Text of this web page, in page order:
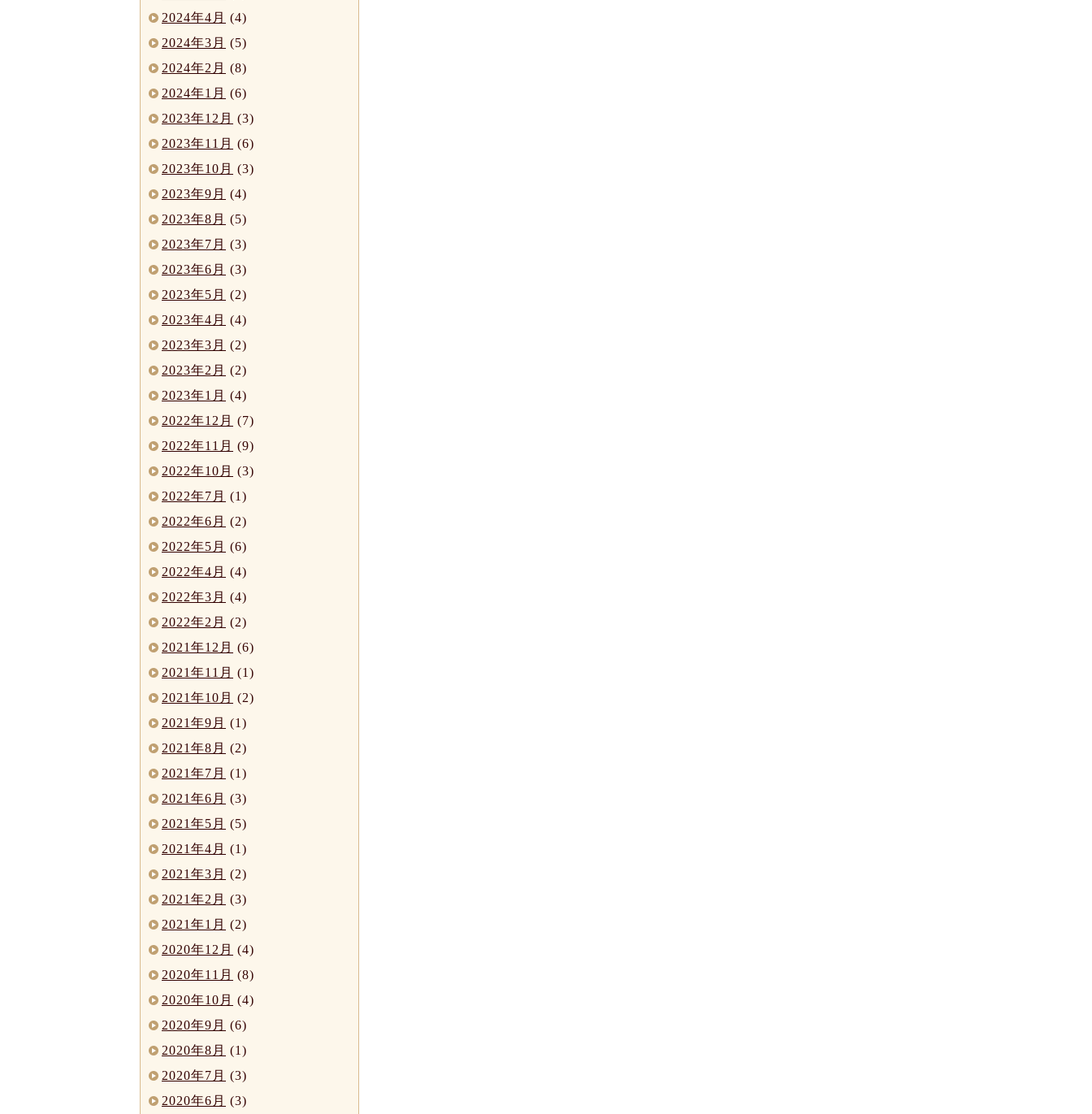
2024年4月 (4)
2024年3月 (5)
2024年2月 (8)
2024年1月 (6)
2023年12月 (3)
2023年11月 (6)
2023年10月 (3)
2023年9月 (4)
2023年8月 (5)
2023年7月 (3)
2023年6月 (3)
2023年5月 (2)
2023年4月 (4)
2023年3月 (2)
2023年2月 (2)
2023年1月 (4)
2022年12月 (7)
2022年11月 (9)
2022年10月 (3)
2022年7月 (1)
2022年6月 (2)
2022年5月 (6)
2022年4月 (4)
2022年3月 (4)
2022年2月 (2)
2021年12月 (6)
2021年11月 (1)
2021年10月 (2)
2021年9月 (1)
2021年8月 (2)
2021年7月 (1)
2021年6月 (3)
2021年5月 (5)
2021年4月 (1)
2021年3月 (2)
2021年2月 (3)
2021年1月 (2)
2020年12月 (4)
2020年11月 (8)
2020年10月 (4)
2020年9月 (6)
2020年8月 (1)
2020年7月 (3)
2020年6月 (3)